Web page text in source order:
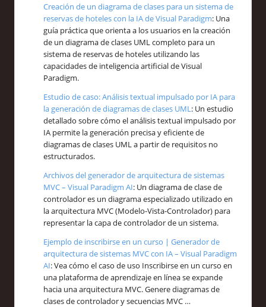
Creación de un diagrama de clases para un sistema de
reservas de hoteles con la IA de Visual Paradigm: Una
guía práctica que orienta a los usuarios en la creación
de un diagrama de clases UML completo para un
sistema de reservas de hoteles utilizando las
capacidades de inteligencia artificial de Visual
Paradigm.
Estudio de caso: Análisis textual impulsado por IA para
la generación de diagramas de clases UML: Un estudio
detallado sobre cómo el análisis textual impulsado por
IA permite la generación precisa y eficiente de
diagramas de clases UML a partir de requisitos no
estructurados.
Archivos del generador de arquitectura de sistemas
MVC – Visual Paradigm AI: Un diagrama de clase de
controlador es un diagrama especializado utilizado en
la arquitectura MVC (Modelo-Vista-Controlador) para
representar la capa de controlador de un sistema.
Ejemplo de inscribirse en un curso | Generador de
arquitectura de sistemas MVC con IA – Visual Paradigm
AI: Vea cómo el caso de uso Inscribirse en un curso en
una plataforma de aprendizaje en línea se expande
hacia una arquitectura MVC. Genere diagramas de
clases de controlador y secuencias MVC …